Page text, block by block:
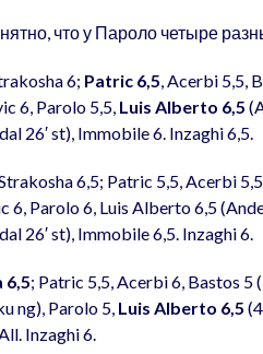
что у Пароло четыре
6; Patric 6,5, Acerbi 5,5,
6, Parolo 5,5, Luis Alberto 6,5
26′ st), Immobile 6. Inzaghi 6,5.
6,5; Patric 5,5, Acerbi
Parolo 6, Luis Alberto 6,5
26′ st), Immobile 6,5. Inzaghi 6.
6,5; Patric 5,5, Acerbi 6, Bastos 5
ng), Parolo 5, Luis Alberto 6,5
Inzaghi 6.